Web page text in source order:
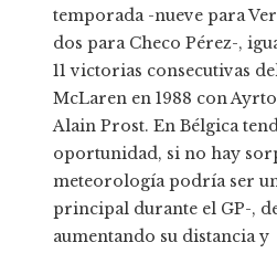
temporada -nueve para
dos para Checo Pérez-,
11 victorias consecutivas
McLaren en 1988 con
Alain Prost. En Bélgica
oportunidad, si no hay
meteorología podría ser
principal durante el GP-,
aumentando su distancia y